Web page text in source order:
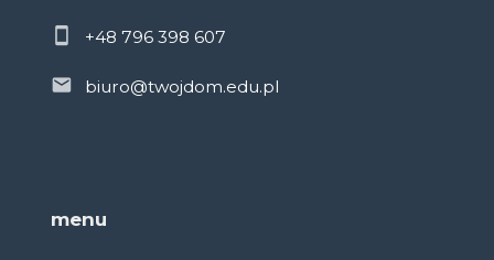
+48 796 398 607
biuro@twojdom.edu.pl
menu